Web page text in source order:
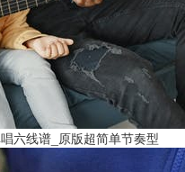
六线谱_原版超简单节奏型